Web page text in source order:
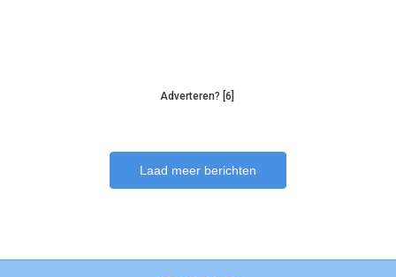
Adverteren? [6]
Laad meer berichten